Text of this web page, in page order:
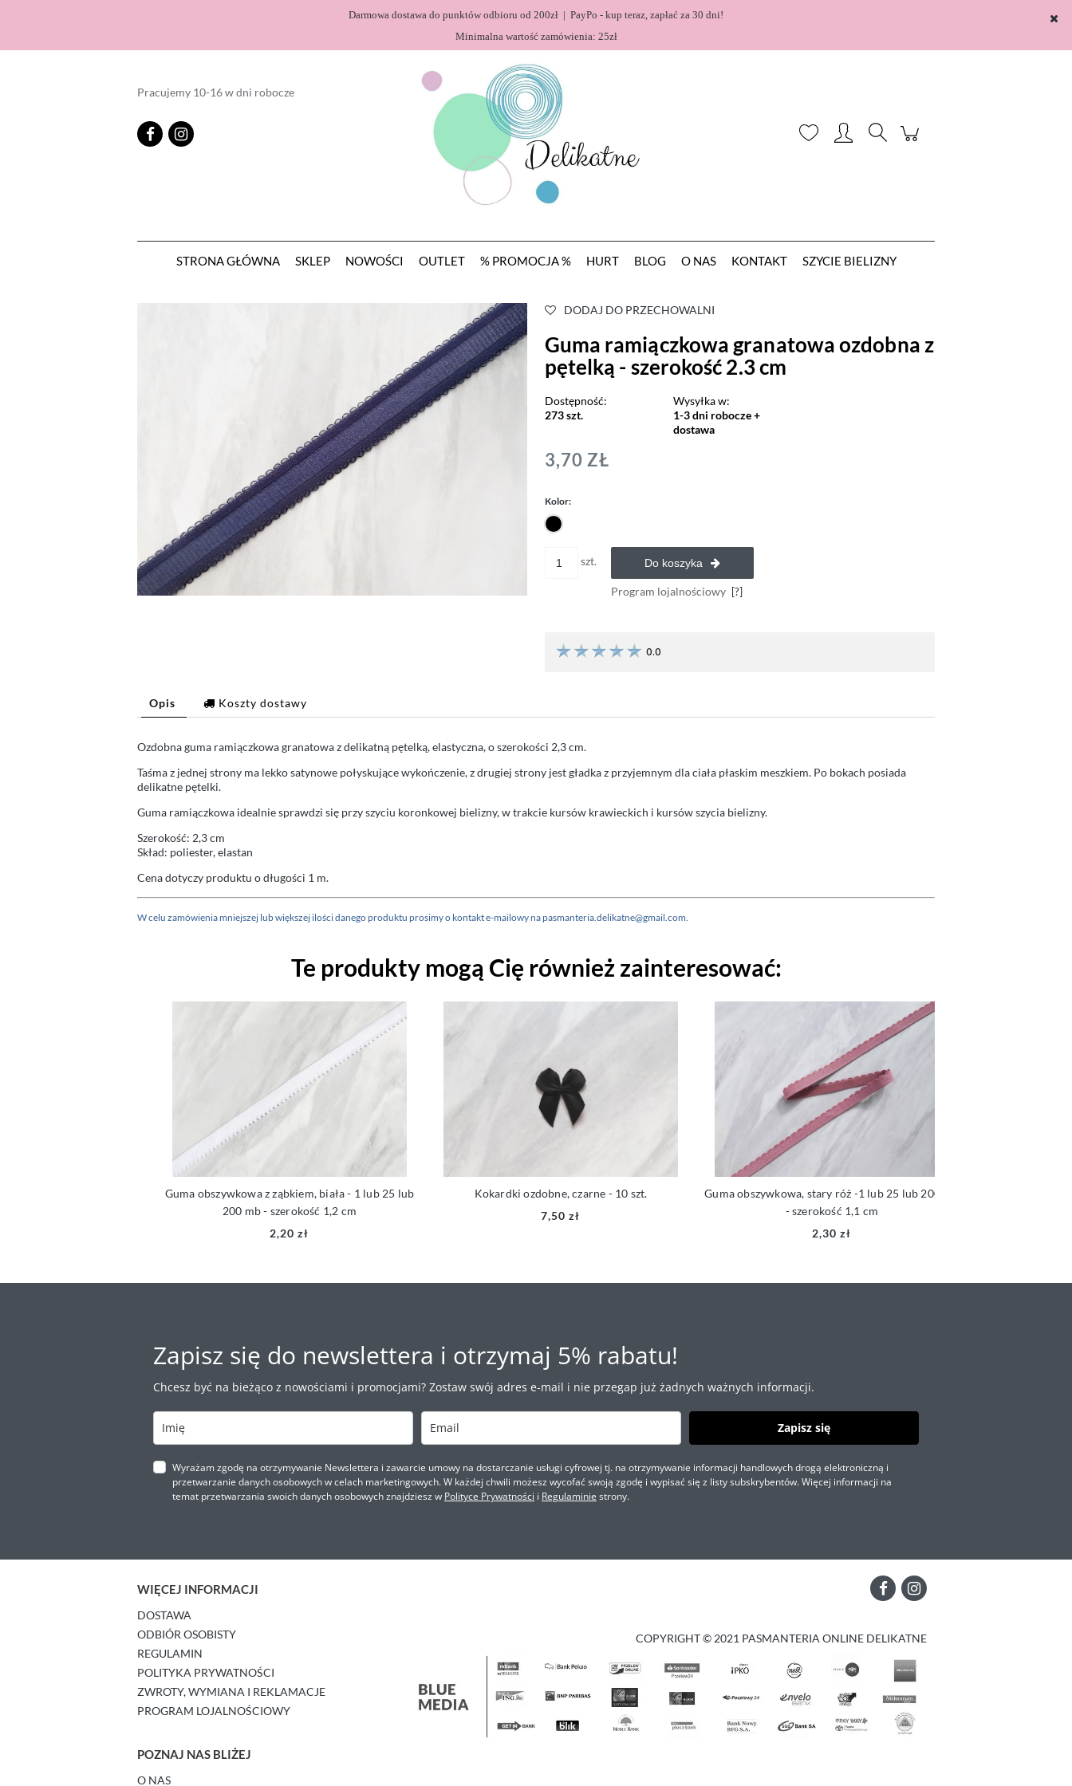
Darmowa dostawa do punktów odbioru od 200zł | PayPo - kup teraz, zapłać za 30 dni!
Minimalna wartość zamówienia: 25zł
Pracujemy 10-16 w dni robocze
STRONA GŁÓWNA SKLEP NOWOŚCI OUTLET % PROMOCJA % HURT BLOG O NAS KONTAKT SZYCIE BIELIZNY
DODAJ DO PRZECHOWALNI
Guma ramiączkowa granatowa ozdobna z
pętelką - szerokość 2.3 cm
Dostępność:
273 szt.
Wysyłka w:
1-3 dni robocze +
dostawa
3,70 ZŁ
Kolor:
szt. Do koszyka
Program lojalnościowy [?]
0.0
Opis Koszty dostawy
Ozdobna guma ramiączkowa granatowa z delikatną pętelką, elastyczna, o szerokości 2,3 cm.
Taśma z jednej strony ma lekko satynowe połyskujące wykończenie, z drugiej strony jest gładka z przyjemnym dla ciała płaskim meszkiem. Po bokach posiada
delikatne pętelki.
Guma ramiączkowa idealnie sprawdzi się przy szyciu koronkowej bielizny, w trakcie kursów krawieckich i kursów szycia bielizny.
Szerokość: 2,3 cm
Skład: poliester, elastan
Cena dotyczy produktu o długości 1 m.
W celu zamówienia mniejszej lub większej ilości danego produktu prosimy o kontakt e-mailowy na pasmanteria.delikatne@gmail.com.
Te produkty mogą Cię również zainteresować:
Guma obszywkowa z ząbkiem, biała - 1 lub 25 lub
200 mb - szerokość 1,2 cm
2,20 zł
Kokardki ozdobne, czarne - 10 szt.
7,50 zł
Guma obszywkowa, stary róż -1 lub 25 lub 200 mb
- szerokość 1,1 cm
2,30 zł
Zapisz się do newslettera i otrzymaj 5% rabatu!
Chcesz być na bieżąco z nowościami i promocjami? Zostaw swój adres e-mail i nie przegap już żadnych ważnych informacji.
Zapisz się
Wyrażam zgodę na otrzymywanie Newslettera i zawarcie umowy na dostarczanie usługi cyfrowej tj. na otrzymywanie informacji handlowych drogą elektroniczną i
przetwarzanie danych osobowych w celach marketingowych. W każdej chwili możesz wycofać swoją zgodę i wypisać się z listy subskrybentów. Więcej informacji na
temat przetwarzania swoich danych osobowych znajdziesz w Polityce Prywatności i Regulaminie strony.
WIĘCEJ INFORMACJI
DOSTAWA
ODBIÓR OSOBISTY
REGULAMIN
POLITYKA PRYWATNOŚCI
ZWROTY, WYMIANA I REKLAMACJE
PROGRAM LOJALNOŚCIOWY
POZNAJ NAS BLIŻEJ
O NAS
COPYRIGHT © 2021 PASMANTERIA ONLINE DELIKATNE